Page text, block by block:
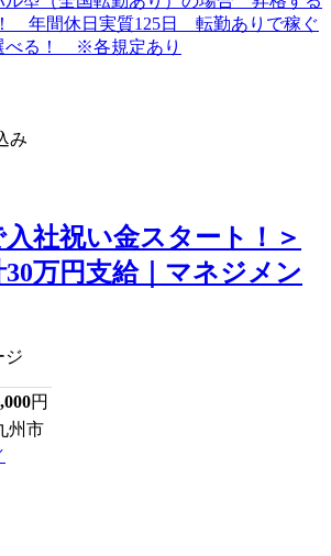
み
入社祝い金スタート！＞
万円支給｜マネジメン
ジ
円
州市